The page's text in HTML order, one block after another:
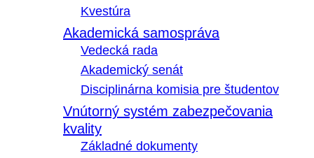
Kvestúra
Akademická samospráva
Vedecká rada
Akademický senát
Disciplinárna komisia pre študentov
Vnútorný systém zabezpečovania
kvality
Základné dokumenty